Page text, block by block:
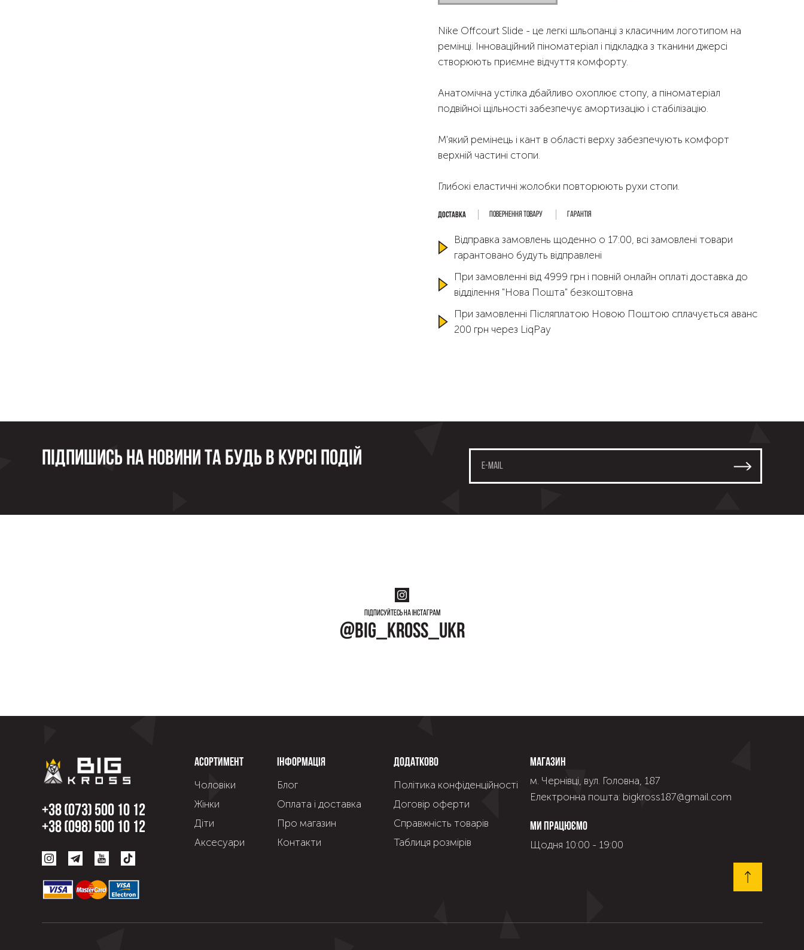
Nike Offcourt Slide - це легкі шльопанці з класичним логотипом на
ремінці. Інноваційний піноматеріал і підкладка з тканини джерсі
створюють приємне відчуття комфорту.
Анатомічна устілка дбайливо охоплює стопу, а піноматеріал
подвійної щільності забезпечує амортизацію і стабілізацію.
М'який ремінець і кант в області верху забезпечують комфорт
верхній частині стопи.
Глибокі еластичні жолобки повторюють рухи стопи.
Повернення товару Гарантія
Відправка замовлень щоденно о 17:00, всі замовлені товари
гарантовано будуть відправлені
При замовленні від 4999 грн і повній онлайн оплаті доставка до
відділення "Нова Пошта" безкоштовна
При замовленні Післяплатою Новою Поштою сплачується аванс
200 грн через LiqPay
Підпишись на новини та будь в курсі подій
Підписуйтесь на інстаграм
@big_kross_ukr
+38 (073) 500 10 12
+38 (098) 500 10 12
Асортимент
Чоловіки
Жінки
Діти
Аксесуари
Інформація
Блог
Оплата і доставка
Про магазин
Контакти
Додатково
Політика конфіденційності
Договір оферти
Справжнiсть товарiв
Таблиця розмірів
Магазин
м. Чернівці, вул. Головна, 187
Електронна пошта: bigkross187@gmail.com
Ми працюємо
Щодня 10:00 - 19:00